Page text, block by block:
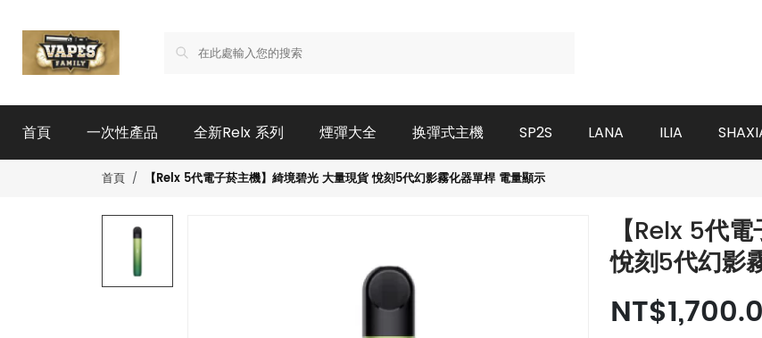
首頁 一次性產品 全新Relx 系列 煙彈大全 换彈式主機 SP2S LANA ILIA
首頁 【Relx 5代電子菸主機】綺境碧光 大量現貨 悅刻5代幻影霧化器單桿 電量顯示
【Relx 5代
悅刻5代幻影